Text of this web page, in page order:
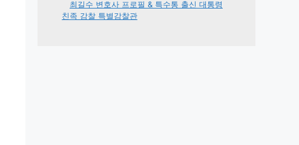
최길수 변호사 프로필 & 특수통 출신 대통령
친족 감찰 특별감찰관